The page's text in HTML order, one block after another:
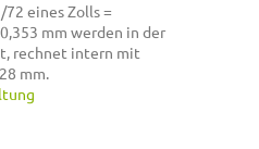
eines Zolls =
mm werden in der
rechnet intern mit
mm.